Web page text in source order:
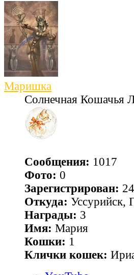
Маришка
Солнечная Кошачья
Сообщения: 1017
Фото: 0
Зарегистрирован:
Откуда: Уссурийск,
Награды: 3
Имя: Мария
Кошки: 1
Клички кошек: